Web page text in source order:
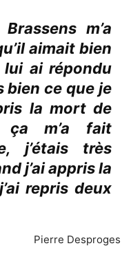
m’a
aimait bien
ai répondu
bien ce que je
la mort de
ça m’a fait
j’étais très
j’ai appris la
repris deux
Pierre Desproges